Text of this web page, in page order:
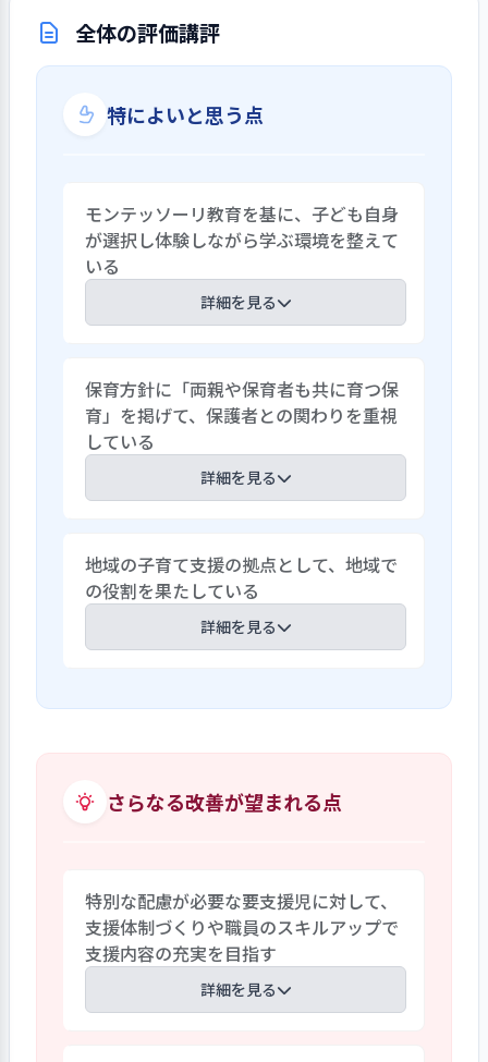
全体の評価講評
特によいと思う点
モンテッソーリ教育を基に、子ども自身
が選択し体験しながら学ぶ環境を整えて
いる
詳細を見る
授かっている」というキリスト教の教えに
基づき、モンテッソーリ教育をベースに、
子どもの個性を尊重した保育をしてい
る。やりたい時期にやりたいことを思う
存分取り組むことが、学びと自立に繋が
るだけでなく、乳児期から子どもに意見
を尋ねたり、選択を委ねる場面を意図して
つくり、自分で考えて行動する経験を積
む。遊び方も自由で職員は見守りながら
一緒に遊ぶが、子どもが主体的に活動で
混合クラスで、自由保育を中心に過ごす。
保育方針に「両親や保育者も共に育つ保
育」を掲げて、保護者との関わりを重視
している
詳細を見る
体験を共有し、保育者との対話を大切に
しながら共に育ちあっていくことを園方針
としている。行事に取り組む子どもたち
の様子は、園だよりやホームページのア
る。コロナ禍となってからは、行事の規模
がなるべく参加し、交流できるように工
地域の子育て支援の拠点として、地域で
の役割を果たしている
詳細を見る
ある。地域の子育て家庭に向けた、ひろ
して行っているため、いずれの会も口コミ
験を生かした取り組みが期待される。ま
た、園では職員の入れ替えも少ないた
め、卒園児や保護者の訪問の際には見知
った職員の存在があり、地域の拠り所とし
ても機能している。
さらなる改善が望まれる点
特別な配慮が必要な要支援児に対して、
支援体制づくりや職員のスキルアップで
支援内容の充実を目指す
詳細を見る